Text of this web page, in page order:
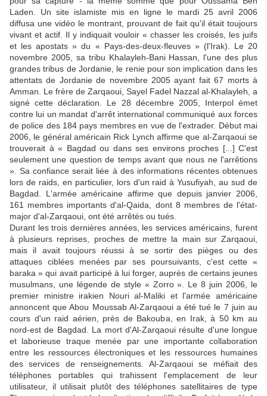
Laden. Un site islamiste mis en ligne le mardi 25 avril 2006
diffusa une vidéo le montrant, prouvant de fait qu'il était toujours
vivant et actif. Il y indiquait vouloir « chasser les croisés, les juifs
et les apostats » du « Pays-des-deux-fleuves » (l'Irak). Le 20
novembre 2005, sa tribu Khalayleh-Bani Hassan, l'une des plus
grandes tribus de Jordanie, le renie pour son implication dans les
attentats de Jordanie de novembre 2005 ayant fait 67 morts à
Amman. Le frère de Zarqaoui, Sayel Fadel Nazzal al-Khalayleh, a
signé cette déclaration. Le 28 décembre 2005, Interpol émet
contre lui un mandat d'arrêt international communiqué aux forces
de police des 184 pays membres en vue de l'extrader. Début mai
2006, le général américain Rick Lynch affirme que al-Zarqaoui se
trouverait à « Bagdad ou dans ses environs proches [...] C'est
seulement une question de temps avant que nous ne l'arrêtions
». Sa confiance serait liée à des informations récentes obtenues
lors de raids, en particulier, lors d'un raid à Yusufiyah, au sud de
Bagdad. L'armée américaine affirme que depuis janvier 2006,
161 membres importants d'al-Qaida, dont 8 membres de l'état-
major d'al-Zarqaoui, ont été arrêtés ou tués.
Durant les trois dernières années, les services américains, furent
à plusieurs reprises, proches de mettre la main sur Zarqaoui,
mais il avait toujours réussi à se sortir des pièges ou des
attaques ciblées menées par ses poursuivants, c'est cette «
baraka » qui avait participé à lui forger, auprès de certains jeunes
musulmans, une légende de style « Zorro ». Le 8 juin 2006, le
premier ministre irakien Nouri al-Maliki et l'armée américaine
annoncent que Abou Moussab Al-Zarqaoui a été tué le 7 juin au
cours d'un raid aérien, près de Bakouba, en Irak, à 50 km au
nord-est de Bagdad. La mort d'Al-Zarqaoui résulte d'une longue
et laborieuse traque menée par une importante collaboration
entre les ressources électroniques et les ressources humaines
des services de renseignements. Al-Zarqaoui se méfiait des
téléphones portables qui trahissent l'emplacement de leur
utilisateur, il utilisait plutôt des téléphones satellitaires de type